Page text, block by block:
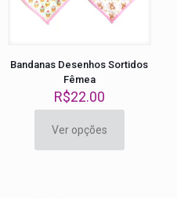
página
do
Bandanas Desenhos Sortidos
Fêmea
R$22.00
Ver opções
produto